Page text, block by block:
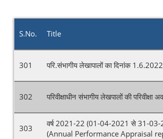
S.No. Title
301 परि.संभागीय लेखापालों का दिनांक
302 परिवीक्षाधीन संभागीय लेखपालों की
303
वर्ष 2021-22 (01-04-2021 से 31-03-
(Annual Performance Appraisal